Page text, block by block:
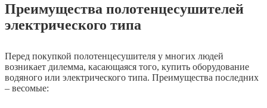
Преимущества полотенцесушителей
электрического типа
Перед покупкой полотенцесушителя у многих людей
возникает дилемма, касающаяся того, купить оборудование
водяного или электрического типа. Преимущества последних
– весомые: